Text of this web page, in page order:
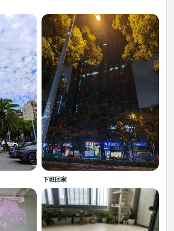
下班回家